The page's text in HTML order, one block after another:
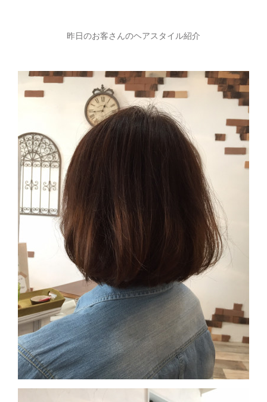
昨日のお客さんのヘアスタイル紹介